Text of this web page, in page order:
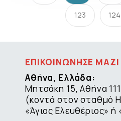
123 124
ΕΠΙΚΟΙΝΩΝΗΣΕ
Αθήνα, Ελλάδα:
Μητσάκη 15, Αθήνα 111
(κοντά στον σταθμό
«Άγιος Ελευθέριος»